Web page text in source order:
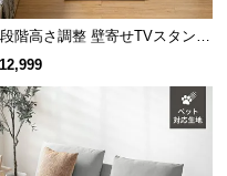
階高さ調整 壁寄せTVスタンド
スター付き 上下左右角度調節